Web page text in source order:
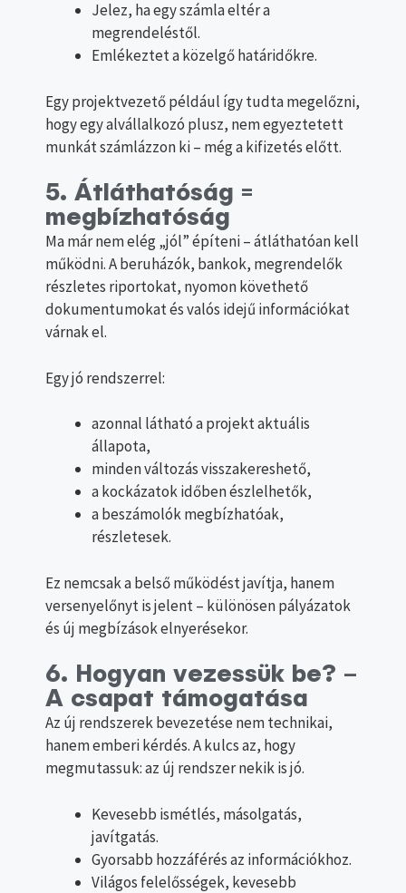
Jelez, ha egy számla eltér a
megrendeléstől.
Emlékeztet a közelgő határidőkre.
Egy projektvezető például így tudta megelőzni,
hogy egy alvállalkozó plusz, nem egyeztetett
munkát számlázzon ki – még a kifizetés előtt.
5. Átláthatóság =
megbízhatóság
Ma már nem elég „jól” építeni – átláthatóan kell
működni. A beruházók, bankok, megrendelők
részletes riportokat, nyomon követhető
dokumentumokat és valós idejű információkat
várnak el.
Egy jó rendszerrel:
azonnal látható a projekt aktuális
állapota,
minden változás visszakereshető,
a kockázatok időben észlelhetők,
a beszámolók megbízhatóak,
részletesek.
Ez nemcsak a belső működést javítja, hanem
versenyelőnyt is jelent – különösen pályázatok
és új megbízások elnyerésekor.
6. Hogyan vezessük be? –
A csapat támogatása
Az új rendszerek bevezetése nem technikai,
hanem emberi kérdés. A kulcs az, hogy
megmutassuk: az új rendszer nekik is jó.
Kevesebb ismétlés, másolgatás,
javítgatás.
Gyorsabb hozzáférés az információkhoz.
Világos felelősségek, kevesebb